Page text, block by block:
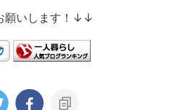
願いします！↓↓